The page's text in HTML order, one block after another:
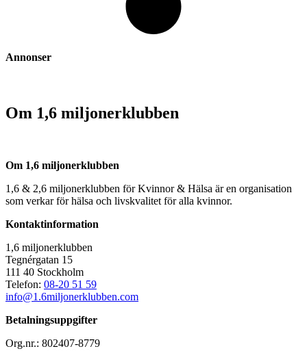
Annonser
Om 1,6 miljonerklubben
Om 1,6 miljonerklubben
1,6 & 2,6 miljonerklubben för Kvinnor & Hälsa är en organisation
som verkar för hälsa och livskvalitet för alla kvinnor.
Kontaktinformation
1,6 miljonerklubben
Tegnérgatan 15
111 40 Stockholm
Telefon: 08-20 51 59
info@1.6miljonerklubben.com
Betalningsuppgifter
Org.nr.: 802407-8779